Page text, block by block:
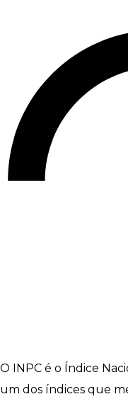
O INPC é o Índice
um dos índices que